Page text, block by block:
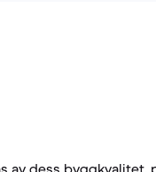
av dess